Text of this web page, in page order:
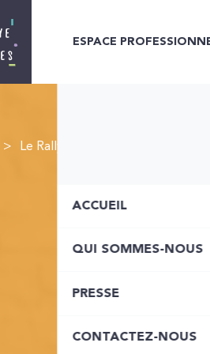
ESPACE
ACCUEIL
QUI SOMMES-NOUS
PRESSE
CONTACTEZ-NOUS
Le Rallye des Pépites